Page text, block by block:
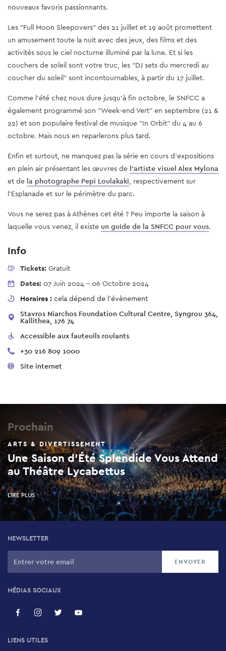
nouveaux favoris passionnants.
Les "Full Moon Sleepovers" des 21 juillet et 19 août promettent
un amusement toute la nuit avec des jeux, des films et des
activités sous le ciel nocturne illuminé par la lune. Et si les
couchers de soleil sont votre truc, les "DJ sets du mercredi au
coucher du soleil" sont incontournables, à partir du 17 juillet.
Comme l'été chez nous dure jusqu'à fin octobre, le SNFCC a
également programmé son "Week-end Vert" en septembre (21 &
22) et son populaire festival de musique "In Orbit" du 4 au 6
octobre. Mais nous en reparlerons plus tard.
Enfin et surtout, ne manquez pas la série en cours d'expositions
en plein air présentant les œuvres de l'artiste visuel Alex Mylona
et de la photographe Pepi Loulakaki, respectivement sur
l'Esplanade et sur le périmètre du parc.
Vous ne serez pas à Athènes cet été ? Peu importe la saison à
laquelle vous venez, il existe un guide de la SNFCC pour vous.
Info
Tickets: Gratuit
Dates: 07 Juin 2024 - 06 Octobre 2024
Horaires : cela dépend de l’évènement
Stavros Niarchos Foundation Cultural Centre, Syngrou 364,
Kallithea, 176 74
Accessible aux fauteuils roulants
+30 216 809 1000
Site internet
Prochain
ARTS & DIVERTISSEMENT
Une Saison d'Été Splendide Vous Attend
au Théâtre Lycabettus
LIRE PLUS
NEWSLETTER
MÉDIAS SOCIAUX
LIENS UTILES